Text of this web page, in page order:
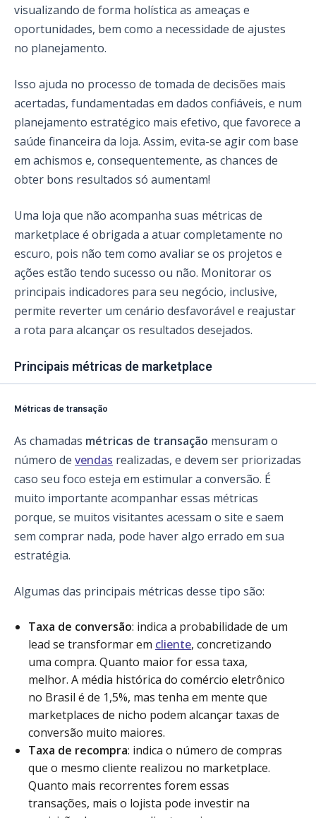
visualizando de forma holística as ameaças e
oportunidades, bem como a necessidade de ajustes
no planejamento.
Isso ajuda no processo de tomada de decisões mais
acertadas, fundamentadas em dados confiáveis, e num
planejamento estratégico mais efetivo, que favorece a
saúde financeira da loja. Assim, evita-se agir com base
em achismos e, consequentemente, as chances de
obter bons resultados só aumentam!
Uma loja que não acompanha suas métricas de
marketplace é obrigada a atuar completamente no
escuro, pois não tem como avaliar se os projetos e
ações estão tendo sucesso ou não. Monitorar os
principais indicadores para seu negócio, inclusive,
permite reverter um cenário desfavorável e reajustar
a rota para alcançar os resultados desejados.
Principais métricas de marketplace
Métricas de transação
As chamadas métricas de transação mensuram o
número de vendas realizadas, e devem ser priorizadas
caso seu foco esteja em estimular a conversão. É
muito importante acompanhar essas métricas
porque, se muitos visitantes acessam o site e saem
sem comprar nada, pode haver algo errado em sua
estratégia.
Algumas das principais métricas desse tipo são:
Taxa de conversão: indica a probabilidade de um
lead se transformar em cliente, concretizando
uma compra. Quanto maior for essa taxa,
melhor. A média histórica do comércio eletrônico
no Brasil é de 1,5%, mas tenha em mente que
marketplaces de nicho podem alcançar taxas de
conversão muito maiores.
Taxa de recompra: indica o número de compras
que o mesmo cliente realizou no marketplace.
Quanto mais recorrentes forem essas
transações, mais o lojista pode investir na